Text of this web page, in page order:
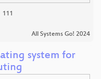
111
All Systems Go! 2024
system for